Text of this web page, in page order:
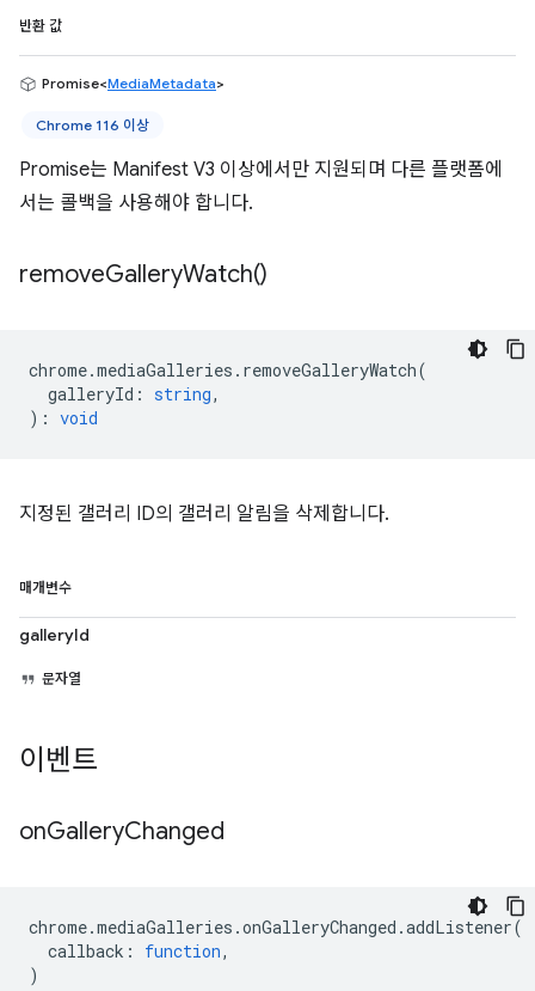
반환 값
Promise<MediaMetadata>
Chrome 116 이상
Promise는 Manifest V3 이상에서만 지원되며 다른 플랫폼에
서는 콜백을 사용해야 합니다.
removeGalleryWatch()
chrome.mediaGalleries . removeGalleryWatch(
galleryId : string,
) : void
지정된 갤러리 ID의 갤러리 알림을 삭제합니다.
매개변수
galleryId
문자열
이벤트
onGalleryChanged
chrome.mediaGalleries .onGalleryChanged .addListener(
callback : function,
)